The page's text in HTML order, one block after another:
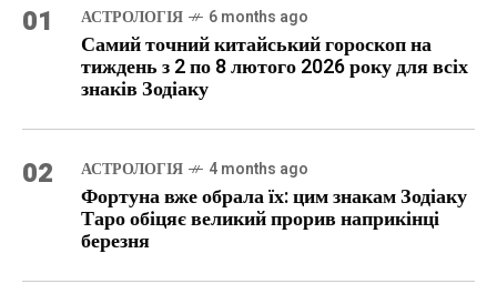
01 АСТРОЛОГІЯ 6 months ago
Самий точний китайський гороскоп на
тиждень з 2 по 8 лютого 2026 року для всіх
знаків Зодіаку
02 АСТРОЛОГІЯ 4 months ago
Фортуна вже обрала їх: цим знакам Зодіаку
Таро обіцяє великий прорив наприкінці
березня